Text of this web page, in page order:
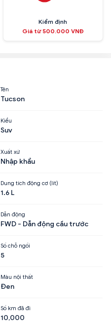
Kiểm định
Giá từ 500.000 VNĐ
Tên
Tucson
Kiểu
Suv
Xuất xứ
Nhập khẩu
Dung tích động cơ (lít)
1.6 L
Dẫn động
FWD - Dẫn động cầu trước
Số chỗ ngồi
5
Màu nội thất
Đen
Số km đã đi
10,000